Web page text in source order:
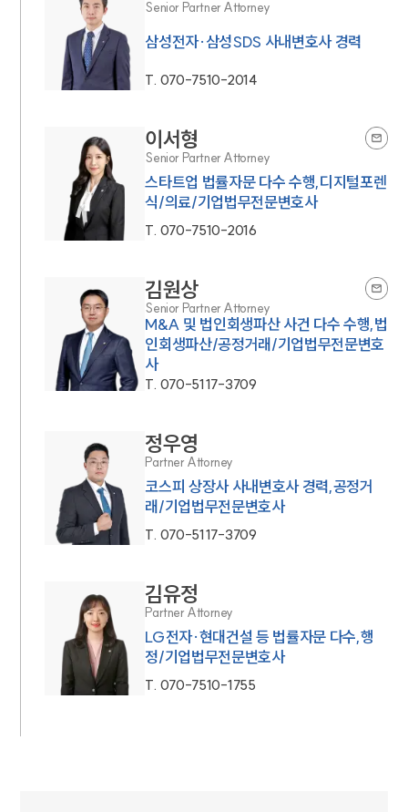
Senior Partner Attorney
삼성전자·삼성SDS 사내변호사 경력
T. 070-7510-2014
이서형
Senior Partner Attorney
스타트업 법률자문 다수 수행,디지털포렌
식/의료/기업법무전문변호사
T. 070-7510-2016
김원상
Senior Partner Attorney
M&A 및 법인회생파산 사건 다수 수행,법
인회생파산/공정거래/기업법무전문변호
사
T. 070-5117-3709
정우영
Partner Attorney
코스피 상장사 사내변호사 경력,공정거
래/기업법무전문변호사
T. 070-5117-3709
김유정
Partner Attorney
LG전자·현대건설 등 법률자문 다수,행
정/기업법무전문변호사
T. 070-7510-1755